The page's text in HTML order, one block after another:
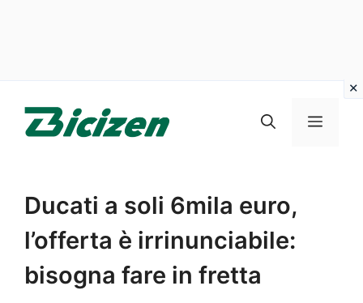
Menu
Ducati a soli 6mila euro,
l’offerta è irrinunciabile:
bisogna fare in fretta